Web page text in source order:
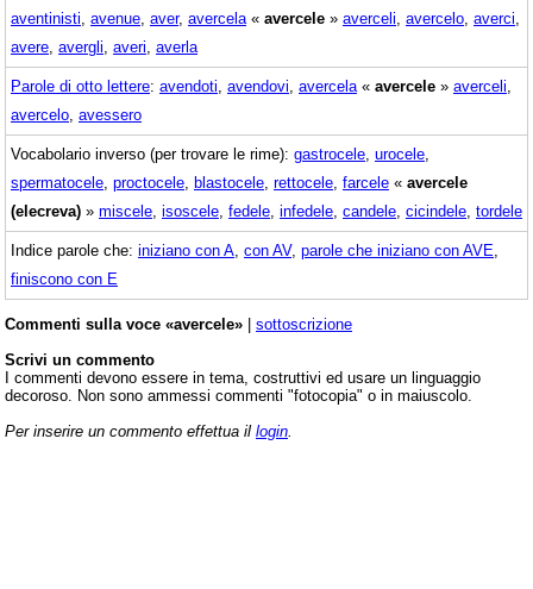
aventinisti avenue aver, avercela « avercele » averceli avercelo averci
avere avergli averi averla
Parole di otto lettere: avendoti avendovi avercela « avercele » averceli
avercelo avessero
Vocabolario inverso (per trovare le rime): gastrocele urocele
spermatocele proctocele blastocele rettocele farcele « avercele
(elecreva) » miscele isoscele fedele infedele candele cicindele tordele
Indice parole che: iniziano con A con AV, parole che iniziano con AVE
finiscono con E
Commenti sulla voce «avercele» | sottoscrizione
Scrivi un commento
I commenti devono essere in tema, costruttivi ed usare un linguaggio
decoroso. Non sono ammessi commenti "fotocopia" o in maiuscolo.
Per inserire un commento effettua il login